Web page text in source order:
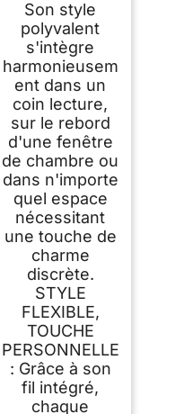
Son style
polyvalent
s'intègre
harmonieusem
ent dans un
coin lecture,
sur le rebord
d'une fenêtre
de chambre ou
dans n'importe
quel espace
nécessitant
une touche de
charme
discrète.
STYLE
FLEXIBLE,
TOUCHE
PERSONNELLE
: Grâce à son
fil intégré,
chaque